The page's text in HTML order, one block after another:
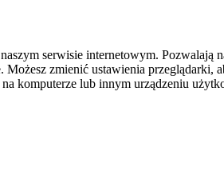
serwisie internetowym.
zmienić ustawienia
komputerze lub innym urządzeniu